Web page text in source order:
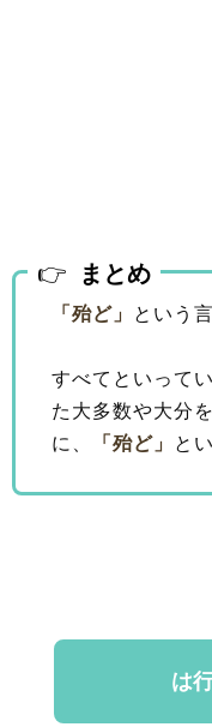
まとめ
「殆ど」 という
すべてといって
た大多数や大分
に、
「殆ど」 と
は